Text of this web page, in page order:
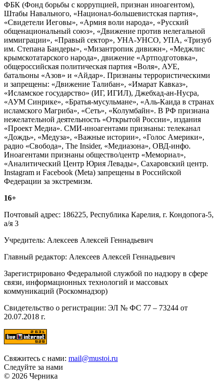
ФБК (Фонд борьбы с коррупцией, признан иноагентом),
Штабы Навального, «Национал-большевистская партия»,
«Свидетели Иеговы», «Армия воли народа», «Русский
общенациональный союз», «Движение против нелегальной
иммиграции», «Правый сектор», УНА-УНСО, УПА, «Тризуб
им. Степана Бандеры», «Мизантропик дивижн», «Меджлис
крымскотатарского народа», движение «Артподготовка»,
общероссийская политическая партия «Воля», АУЕ,
батальоны «Азов» и «Айдар». Признаны террористическими
и запрещены: «Движение Талибан», «Имарат Кавказ»,
«Исламское государство» (ИГ, ИГИЛ), Джебхад-ан-Нусра,
«АУМ Синрике», «Братья-мусульмане», «Аль-Каида в странах
исламского Магриба», «Сеть», «Колумбайн». В РФ признана
нежелательной деятельность «Открытой России», издания
«Проект Медиа». СМИ-иноагентами признаны: телеканал
«Дождь», «Медуза», «Важные истории», «Голос Америки»,
радио «Свобода», The Insider, «Медиазона», ОВД-инфо.
Иноагентами признаны общество/центр «Мемориал»,
«Аналитический Центр Юрия Левады», Сахаровский центр.
Instagram и Facebook (Metа) запрещены в Российской
Федерации за экстремизм.
16+
Почтовый адрес: 186225, Республика Карелия, г. Кондопога-5,
а/я 3
Учредитель: Алексеев Алексей Геннадьевич
Главный редактор: Алексеев Алексей Геннадьевич
Зарегистрировано Федеральной службой по надзору в сфере
связи, информационных технологий и массовых
коммуникаций (Роскомнадзор)
Свидетельство о регистрации: ЭЛ № ФС 77 – 73244 от
20.07.2018 г.
Свяжитесь с нами: mail@mustoi.ru
Следуйте за нами
© 2026 Черника